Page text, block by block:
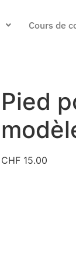
Cours de
Pied
CHF15.00